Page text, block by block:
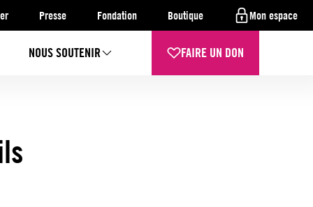
Presse Fondation Boutique Mon espace
NOUS SOUTENIR FAIRE UN DON